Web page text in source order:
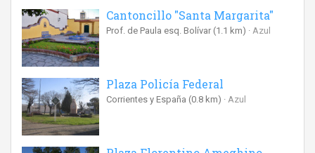
Cantoncillo "Santa Margarita"
Prof. de Paula esq. Bolívar (1.1 km) Azul
Plaza Policía Federal
Corrientes y España (0.8 km) Azul